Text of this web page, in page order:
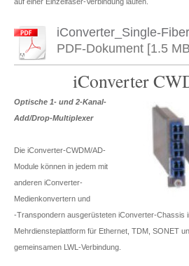
iConverter_Single-
PDF-Dokument [1.5
iConverter
Optische 1- und 2-Kanal-
Add/Drop-Multiplexer
Die iConverter-CWDM/AD-
Module können in jedem mit
anderen iConverter-
Medienkonvertern und
‑Transpondern ausgerüsteten iConverter-Chassis
Mehrdiensteplattform für Ethernet, TDM, SONET
gemeinsamen LWL-Verbindung.